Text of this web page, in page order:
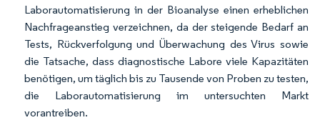
Laborautomatisierung in der Bioanalyse einen erheblichen
Nachfrageanstieg verzeichnen, da der steigende Bedarf an
Tests, Rückverfolgung und Überwachung des Virus sowie
die Tatsache, dass diagnostische Labore viele Kapazitäten
benötigen, um täglich bis zu Tausende von Proben zu testen,
die Laborautomatisierung im untersuchten Markt
vorantreiben.